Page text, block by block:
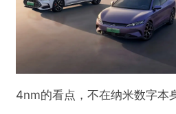
4nm的看点，不在纳米数字本